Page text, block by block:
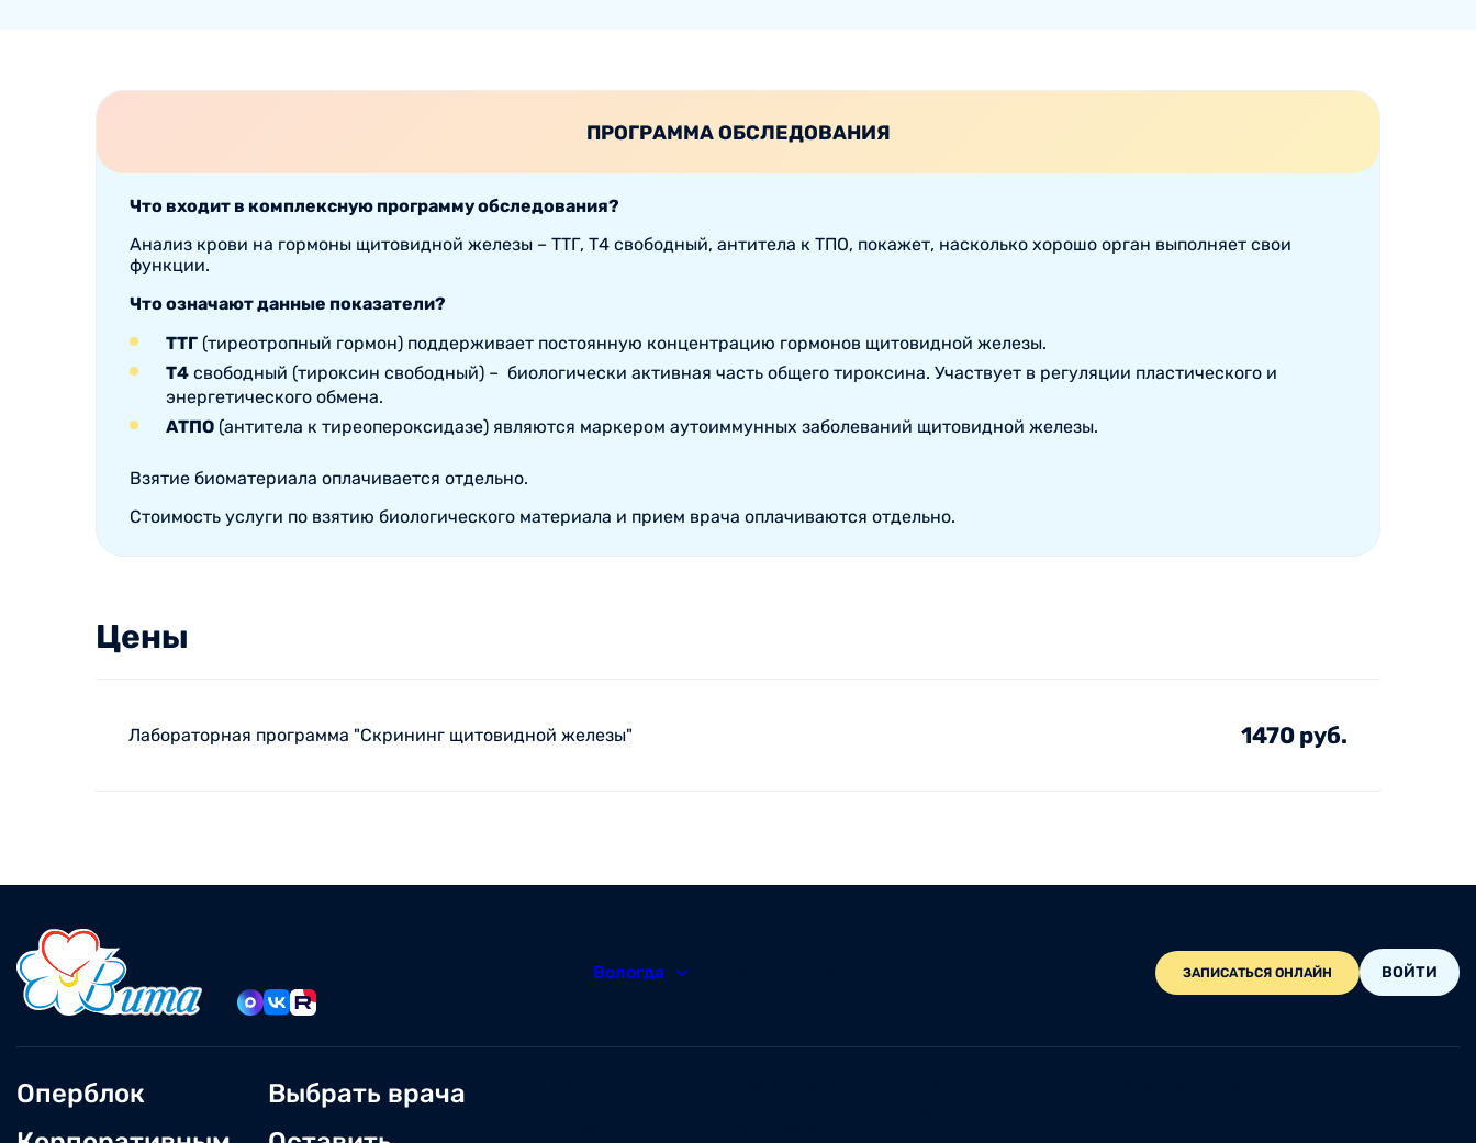
ПРОГРАММА ОБСЛЕДОВАНИЯ
Что входит в комплексную программу обследования?
Анализ крови на гормоны щитовидной железы – ТТГ, Т4 свободный, антитела к ТПО, покажет, насколько хорошо орган выполняет свои
функции.
Что означают данные показатели?
ТТГ (тиреотропный гормон) поддерживает постоянную концентрацию гормонов щитовидной железы.
Т4 свободный (тироксин свободный) – биологически активная часть общего тироксина. Участвует в регуляции пластического и
энергетического обмена.
АТПО (антитела к тиреопероксидазе) являются маркером аутоиммунных заболеваний щитовидной железы.
Взятие биоматериала оплачивается отдельно.
Стоимость услуги по взятию биологического материала и прием врача оплачиваются отдельно.
Цены
Лабораторная программа "Скрининг щитовидной железы" 1470 руб.
Вологда ЗАПИСАТЬСЯ ОНЛАЙН ВОЙТИ
Оперблок
Выбрать врача